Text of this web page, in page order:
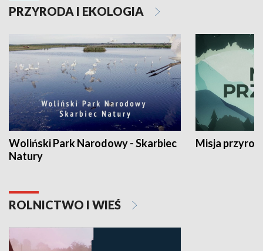
PRZYRODA I EKOLOGIA
Woliński Park Narodowy - Skarbiec
Natury
Misja
ROLNICTWO I WIEŚ